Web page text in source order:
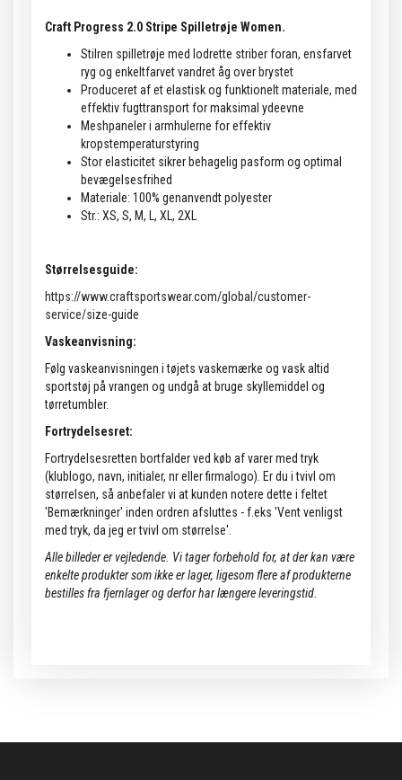
Craft Progress 2.0 Stripe Spilletrøje Women.
Stilren spilletrøje med lodrette striber foran, ensfarvet
ryg og enkeltfarvet vandret åg over brystet
Produceret af et elastisk og funktionelt materiale, med
effektiv fugttransport for maksimal ydeevne
Meshpaneler i armhulerne for effektiv
kropstemperaturstyring
Stor elasticitet sikrer behagelig pasform og optimal
bevægelsesfrihed
Materiale: 100% genanvendt polyester
Str.: XS, S, M, L, XL, 2XL
Størrelsesguide:
https://www.craftsportswear.com/global/customer-
service/size-guide
Vaskeanvisning:
Følg vaskeanvisningen i tøjets vaskemærke og vask altid
sportstøj på vrangen og undgå at bruge skyllemiddel og
tørretumbler.
Fortrydelsesret:
Fortrydelsesretten bortfalder ved køb af varer med tryk
(klublogo, navn, initialer, nr eller firmalogo). Er du i tvivl om
størrelsen, så anbefaler vi at kunden notere dette i feltet
'Bemærkninger' inden ordren afsluttes - f.eks 'Vent venligst
med tryk, da jeg er tvivl om størrelse'.
Alle billeder er vejledende. Vi tager forbehold for, at der kan være
enkelte produkter som ikke er lager, ligesom flere af produkterne
bestilles fra fjernlager og derfor har længere leveringstid.